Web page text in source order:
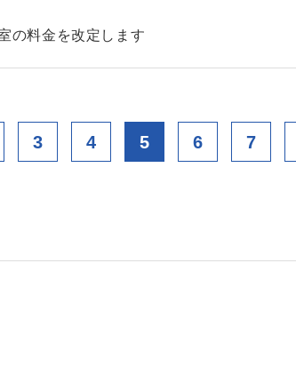
の料金を改定します
3 4 5 6 7